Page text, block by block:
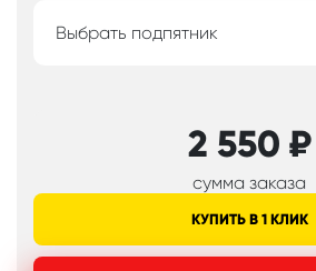
Выбрать подпятник
2 550 ₽
сумма заказа
КУПИТЬ В 1 КЛИК